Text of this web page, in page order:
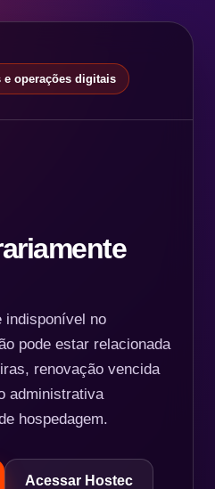
e operações digitais
indisponível no
pode estar relacionada
renovação vencida
administrativa
hospedagem.
Acessar Hostec